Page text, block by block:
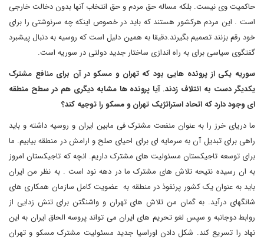
حاکمیت وی نیست. بلکه مساله حق مردم و حق انتخاب آنها بدون دخالت خارجی
است . این مردم هرکشور هستند که باید در خصوص اینکه چه سرنوشتی را برای
خود رقم بزنند تصمیم بگیرند.دقیقا به همین دلیل است که روسیه به دنبال پیشبرد
گفتگوی سیاسی برای به راه اندازی ساختار جدید دولتی در سوریه است.
سوریه یکی از پرونده هایی بود که تهران و مسکو در آن برای منافع مشترک
یکدیگر دست به ائتلاف زدند. آیا پرونده ها مشابه دیگری هم در سطح منطقه
ای وجود دارد که اتحاد استراتژیک تهران و مسکو را توجیه کند؟
ما دریای خرز را به عنوان منفعت مشترک فی مابین ایران و روسیه داشته و باید
راهی برای تبدیل آن به سرمایه ای برای احیای صلح و ارامش در منطقه بیابیم. ما
برای توسعه تاجیکستان مسئولیت های مشترک داریم. انچه که تاجیکستان امروز
به ان رسیده نتیحه تلاش های مشترک ما در دهه نود است . به نظر من ایران
باید به عنوان یک کشور پرنفوذ در منطقه به عضویت کامل سازمان همکاری های
شانگهای درآید. به گمان من تلاش های تهران و واشنگتن برای تنش زدایی از
روابط دوجانبه و سپس لغو تحریم های ایران می تواند پروسه الحاق ایران به این
نهاد را تسریع کند. شکل دادن اوراسیا جدید مسئولیت مشترک مسکو و تهران